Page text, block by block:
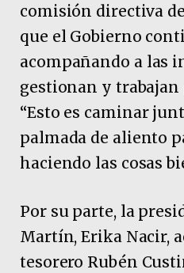
comisión directiva
que el Gobierno
acompañando a las
gestionan y
“Esto es caminar
palmada de aliento
haciendo las cosas
Por su parte, la
Martín, Erika Nacir,
tesorero Rubén